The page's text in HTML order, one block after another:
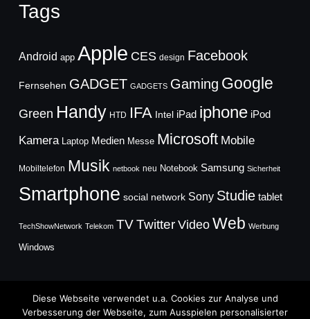
Tags
Android app Apple CES design Facebook
Fernsehen GADGET GADGETS Gaming Google
Green Handy HTD IFA Intel iPad iphone iPod
Kamera Laptop Medien Messe Microsoft Mobile
Mobiltelefon Musik netbook neu Notebook Samsung Sicherheit
Smartphone social network Sony Studie tablet
TechShowNetwork Telekom TVTwitter Video Web Werbung
Windows
Diese Webseite verwendet u.a. Cookies zur Analyse und
Verbesserung der Webseite, zum Ausspielen personalisierter